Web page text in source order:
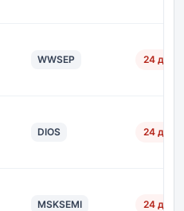
WWSEP 24 дн.
DIOS 24 дн.
MSKSEMI 24 дн.